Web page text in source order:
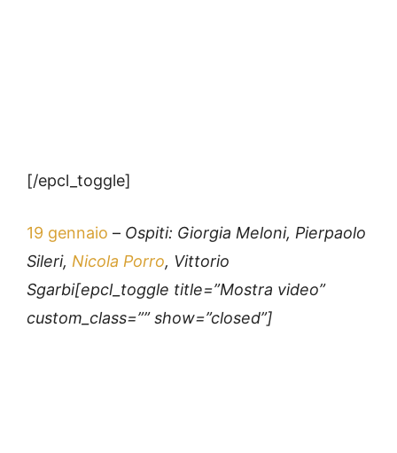
[/epcl_toggle]
19 gennaio – Ospiti: Giorgia Meloni, Pierpaolo
Sileri, Nicola Porro, Vittorio
Sgarbi[epcl_toggle title=”Mostra video”
custom_class=”” show=”closed”]